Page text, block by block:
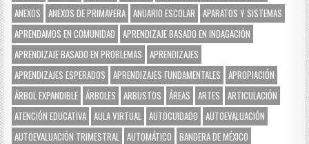
ANEXOS
ANEXOS DE PRIMAVERA ANUARIO ESCOLAR
APARATOS Y SISTEMAS
APRENDAMOS EN COMUNIDAD
APRENDIZAJE BASADO EN INDAGACIÓN
APRENDIZAJE BASADO EN PROBLEMAS
APRENDIZAJES
APRENDIZAJES ESPERADOS
APRENDIZAJES FUNDAMENTALES
APROPIACIÓN
ÁRBOL EXPANDIBLE ÁRBOLES ARBUSTOS ÁREAS ARTES
ARTICULACIÓN
ATENCIÓN EDUCATIVA AULA VIRTUAL AUTOCUIDADO
AUTOEVALUACIÓN
AUTOEVALUACIÓN TRIMESTRAL
AUTOMÁTICO
BANDERA DE MÉXICO